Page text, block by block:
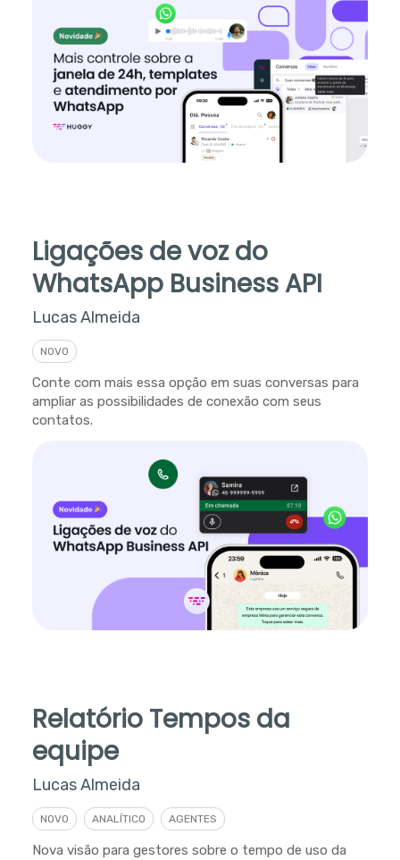
Ligações de voz do
WhatsApp Business API
Lucas Almeida
NOVO
Conte com mais essa opção em suas conversas para
ampliar as possibilidades de conexão com seus
contatos.
Relatório Tempos da
equipe
Lucas Almeida
NOVO ANALÍTICO AGENTES
Nova visão para gestores sobre o tempo de uso da